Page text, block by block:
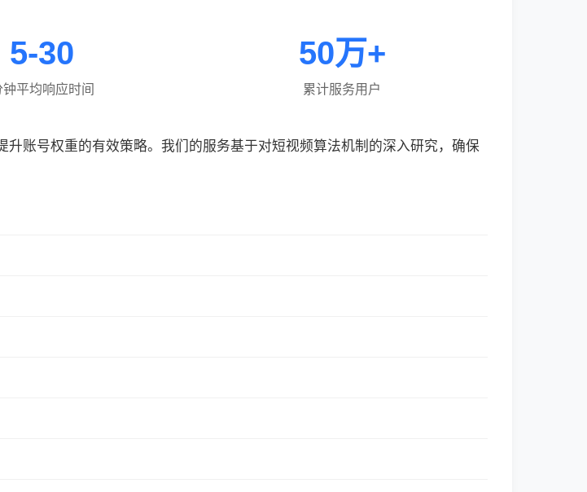
5-30
钟平均响应时间
50万+
累计服务用户
账号权重的有效策略。我们的服务基于对短视频算法机制的深入研究，确保